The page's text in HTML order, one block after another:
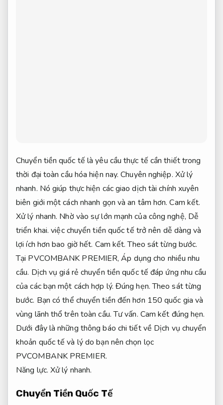
Chuyển tiền quốc tế là yêu cầu thực tế cần thiết trong
thời đại toàn cầu hóa hiện nay.Chuyên nghiệp. Xử lý
nhanh. Nó giúp thực hiện các giao dịch tài chính xuyên
biên giới một cách nhanh gọn và an tâm hơn.Cam kết.
Xử lý nhanh. Nhờ vào sự lớn mạnh của công nghệ, Dễ
triển khai. việc chuyển tiền quốc tế trở nên dễ dàng và
lợi ích hơn bao giờ hết. Cam kết. Theo sát từng bước.
Tại PVCOMBANK PREMIER,Áp dụng cho nhiều nhu
cầu. Dịch vụ giá rẻ chuyển tiền quốc tế đáp ứng nhu cầu
của các bạn một cách hợp lý. Đúng hẹn. Theo sát từng
bước. Bạn có thể chuyển tiền đến hơn 150 quốc gia và
vùng lãnh thổ trên toàn cầu.Tư vấn. Cam kết đúng hẹn.
Dưới đây là những thông báo chi tiết về Dịch vụ chuyển
khoản quốc tế và lý do bạn nên chọn lọc
PVCOMBANK PREMIER.
Năng lực. Xử lý nhanh.
Chuyển Tiền Quốc Tế